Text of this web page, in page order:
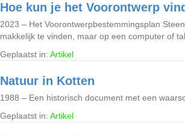
Hoe kun je het Voorontwerp
2023 – Het Voorontwerpbestemmingsplan
makkelijk te vinden, maar op een computer of
Geplaatst in: Artikel
Natuur in Kotten
1988 – Een historisch document met een
Geplaatst in: Artikel